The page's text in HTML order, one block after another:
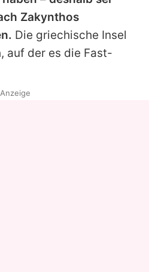
Zakynthos
Die griechische Insel
auf der es die Fast-
Anzeige